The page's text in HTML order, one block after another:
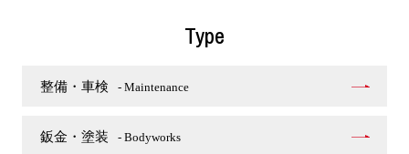
Type
整備・車検 - Maintenance
鈑金・塗装 - Bodyworks